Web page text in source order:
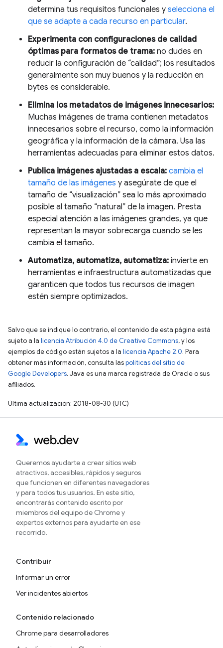
determina tus requisitos funcionales y selecciona el
que se adapte a cada recurso en particular.
Experimenta con configuraciones de calidad
óptimas para formatos de trama: no dudes en
reducir la configuración de “calidad”; los resultados
generalmente son muy buenos y la reducción en
bytes es considerable.
Elimina los metadatos de imágenes innecesarios:
Muchas imágenes de trama contienen metadatos
innecesarios sobre el recurso, como la información
geográfica y la información de la cámara. Usa las
herramientas adecuadas para eliminar estos datos.
Publica imágenes ajustadas a escala: cambia el
tamaño de las imágenes y asegúrate de que el
tamaño de “visualización” sea lo más aproximado
posible al tamaño “natural” de la imagen. Presta
especial atención a las imágenes grandes, ya que
representan la mayor sobrecarga cuando se les
cambia el tamaño.
Automatiza, automatiza, automatiza: invierte en
herramientas e infraestructura automatizadas que
garanticen que todos tus recursos de imagen
estén siempre optimizados.
Salvo que se indique lo contrario, el contenido de esta página está
sujeto a la licencia Atribución 4.0 de Creative Commons, y los
ejemplos de código están sujetos a la licencia Apache 2.0. Para
obtener más información, consulta laspolíticas del sitio de
Google Developers. Java es una marca registrada de Oracle o sus
afiliados.
Última actualización: 2018-08-30 (UTC)
Queremos ayudarte a crear sitios web
atractivos, accesibles, rápidos y seguros
que funcionen en diferentes navegadores
y para todos tus usuarios. En este sitio,
encontrarás contenido escrito por
miembros del equipo de Chrome y
expertos externos para ayudarte en ese
recorrido.
Contribuir
Informar un error
Ver incidentes abiertos
Contenido relacionado
Chrome para desarrolladores